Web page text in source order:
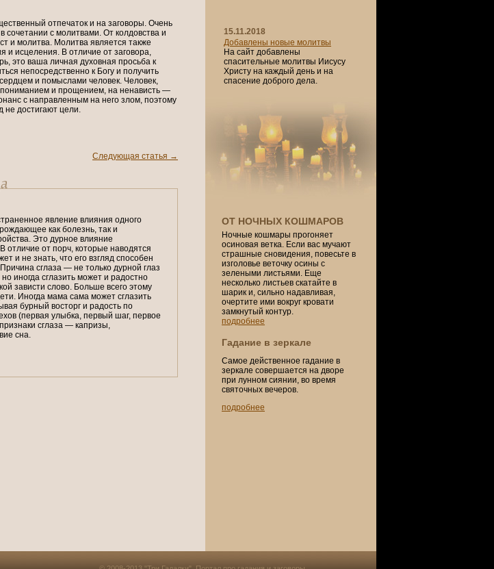
отпечаток и на заговоры. Очень
сочетании с молитвами. От колдовства и
и молитва. Молитва является также
исцеления. В отличие от заговора,
это ваша личная духовная просьба к
непосредственно к Богу и получить
и помыслами человек. Человек,
пониманием и прощением, на ненависть —
с направленным на него злом, поэтому
не достигают цели.
Следующая статья →
явление влияния одного
как болезнь, так и
Это дурное влияние
отличие от порч, которые наводятся
и не знать, что его взгляд способен
сглаза — не только дурной глаз
иногда сглазить может и радостно
зависти слово. Больше всего этому
Иногда мама сама может сглазить
бурный восторг и радость по
(первая улыбка, первый шаг, первое
сглаза — капризы,
сна.
15.11.2018
Добавлены новые молитвы
На сайт добавлены
спасительные молитвы Иисусу
Христу на каждый день и на
спасение доброго дела.
ОТ НОЧНЫХ КОШМАРОВ
Ночные кошмары прогоняет
осиновая ветка. Если вас мучают
страшные сновидения, повесьте в
изголовье веточку осины с
зелеными листьями. Еще
несколько листьев скатайте в
шарик и, сильно надавливая,
очертите ими вокруг кровати
замкнутый контур.
подробнее
Гадание в зеркале
Самое действенное гадание в
зеркале совершается на дворе
при лунном сиянии, во время
святочных вечеров.
подробнее